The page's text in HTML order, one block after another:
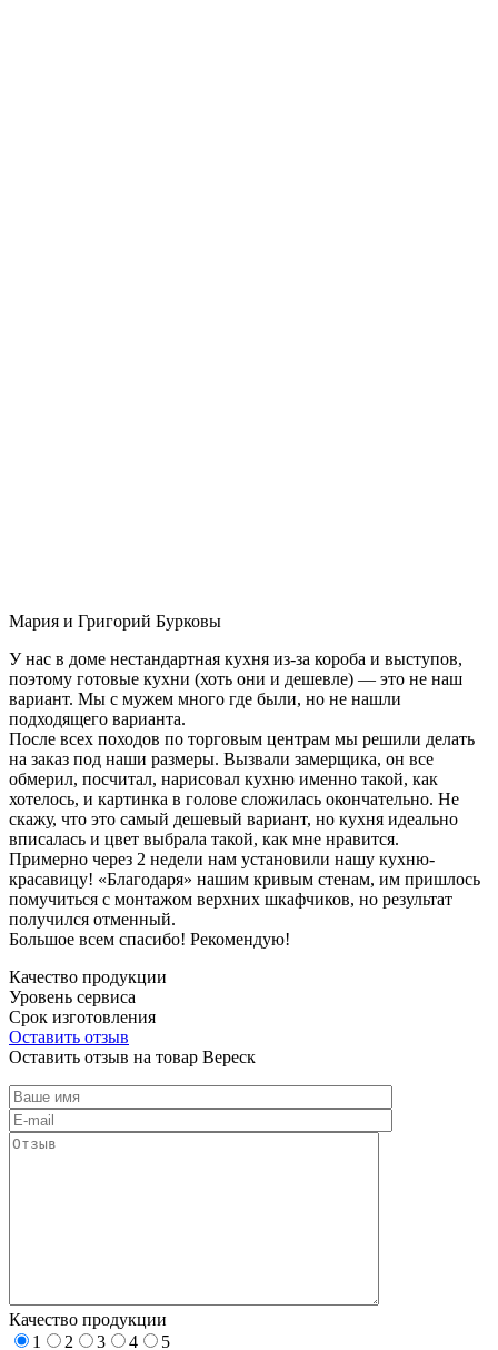
Мария и Григорий Бурковы
У нас в доме нестандартная кухня из-за короба и выступов,
поэтому готовые кухни (хоть они и дешевле) — это не наш
вариант. Мы с мужем много где были, но не нашли
подходящего варианта.
После всех походов по торговым центрам мы решили делать
на заказ под наши размеры. Вызвали замерщика, он все
обмерил, посчитал, нарисовал кухню именно такой, как
хотелось, и картинка в голове сложилась окончательно. Не
скажу, что это самый дешевый вариант, но кухня идеально
вписалась и цвет выбрала такой, как мне нравится.
Примерно через 2 недели нам установили нашу кухню-
красавицу! «Благодаря» нашим кривым стенам, им пришлось
помучиться с монтажом верхних шкафчиков, но результат
получился отменный.
Большое всем спасибо! Рекомендую!
Качество продукции
Уровень сервиса
Срок изготовления
Оставить отзыв
Оставить отзыв на товар Вереск
Качество продукции
1
2 3 4
5